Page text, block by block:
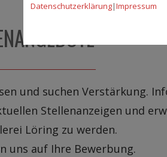
und suchen Verstärkung.
Stellenanzeigen und
Löring zu werden.
uns auf Ihre Bewerbung.
Datenschutzerklärung|Impressum